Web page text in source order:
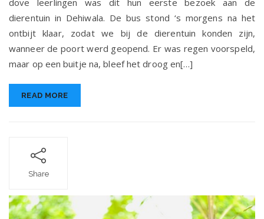
17
september
dierentuin in Dehiwala. De bus stond ‘s morgens na het
ontbijt klaar, zodat we bij de dierentuin konden zijn,
wanneer de poort werd geopend. Er was regen voorspeld,
maar op een buitje na, bleef het droog en[…]
READ MORE
Share